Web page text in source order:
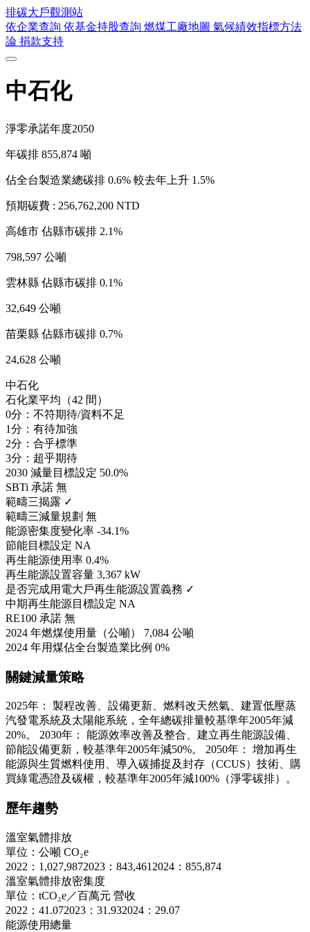
排碳大戶觀測站
依企業查詢 依基金持股查詢 燃煤工廠地圖 氣候績效指標方法
論 捐款支持
中石化
淨零承諾年度2050
年碳排 855,874 噸
佔全台製造業總碳排 0.6% 較去年上升 1.5%
預期碳費 : 256,762,200 NTD
高雄市 佔縣市碳排 2.1%
798,597 公噸
雲林縣 佔縣市碳排 0.1%
32,649 公噸
苗栗縣 佔縣市碳排 0.7%
24,628 公噸
中石化
石化業平均（42 間）
0分：不符期待/資料不足
1分：有待加強
2分：合乎標準
3分：超乎期待
2030 減量目標設定 50.0%
SBTi 承諾 無
範疇三揭露 ✓
範疇三減量規劃 無
能源密集度變化率 -34.1%
節能目標設定 NA
再生能源使用率 0.4%
再生能源設置容量 3,367 kW
是否完成用電大戶再生能源設置義務 ✓
中期再生能源目標設定 NA
RE100 承諾 無
2024 年燃煤使用量（公噸） 7,084 公噸
2024 年用煤佔全台製造業比例 0%
關鍵減量策略
2025年： 製程改善、設備更新、燃料改天然氣、建置低壓蒸
汽發電系統及太陽能系統，全年總碳排量較基準年2005年減
20%。 2030年： 能源效率改善及整合、建立再生能源設備、
節能設備更新，較基準年2005年減50%。 2050年： 增加再生
能源與生質燃料使用、導入碳捕捉及封存（CCUS）技術、購
買綠電憑證及碳權，較基準年2005年減100%（淨零碳排）。
歷年趨勢
溫室氣體排放
單位：公噸 CO₂e
2022：1,027,9872023：843,461 2024：855,874
溫室氣體排放密集度
單位：tCO₂e／百萬元 營收
2022：41.072023：31.932024：29.07
能源使用總量